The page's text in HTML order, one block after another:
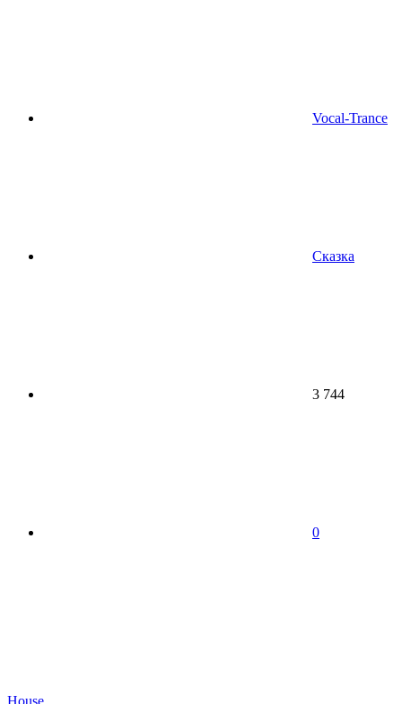
Vocal-Trance
Сказка
3 744
0
House